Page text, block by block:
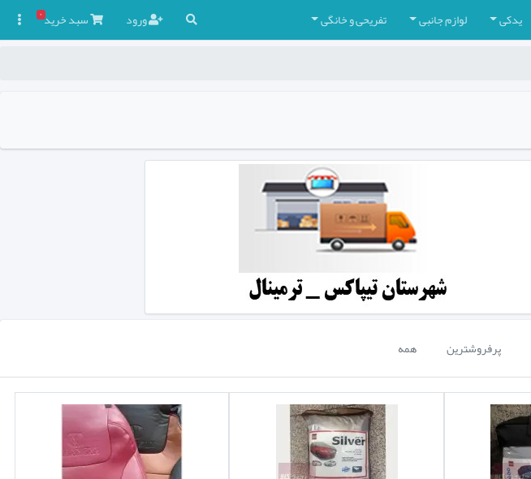
یدکی لوازم جانبی تفریحی و خانگی ورود سبدخرید۰
پرفروشترین همه